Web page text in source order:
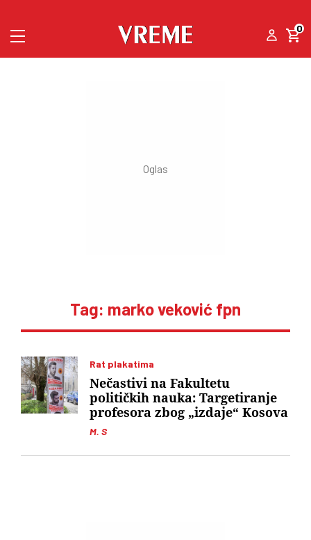
0
Tag: marko veković fpn
Rat plakatima
M. S
Nečastivi na Fakultetu
političkih nauka: Targetiranje
profesora zbog „izdaje“ Kosova